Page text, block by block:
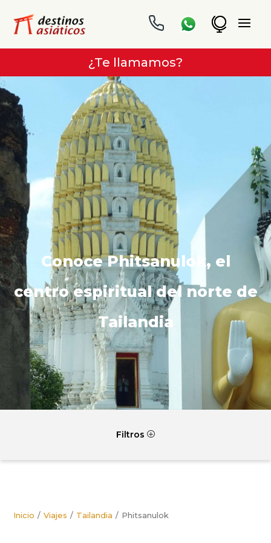
¿Te llamamos?
Conoce Phitsanulok, el
centro espiritual del norte de
Tailandia
Filtros P
Inicio Viajes Tailandia Phitsanulok